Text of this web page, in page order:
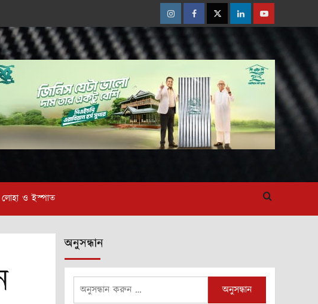
InstagramFacebookTwitterLinkedinYoutube
লোহা ও ইস্পাত
অনুসন্ধান
অনুসন্ধানঃ